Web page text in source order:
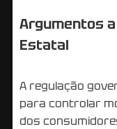
Argumentos
Estatal
A regulação
para controlar
dos